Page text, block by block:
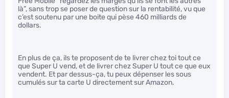
là”, sans trop se poser de question sur la rentabilité, vu que
c’est soutenu par une boite qui pèse 460 milliards de
dollars.
En plus de ça, ils te proposent de te livrer chez toi tout ce
que Super U vend, et de livrer chez Super U tout ce que eux
vendent. Et par dessus-ça, tu peux dépenser les sous
cumulés sur ta carte U directement sur Amazon.